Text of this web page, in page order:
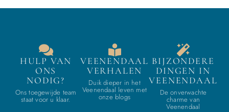
HULP VAN
ONS
NODIG?
Ons toegewijde team
staat voor u klaar.
VEENENDAAL
VERHALEN
Duik dieper in het
Veenendaal leven met
onze blogs
BIJZONDERE
DINGEN IN
VEENENDAAL
De onverwachte
charme van
Veenendaal